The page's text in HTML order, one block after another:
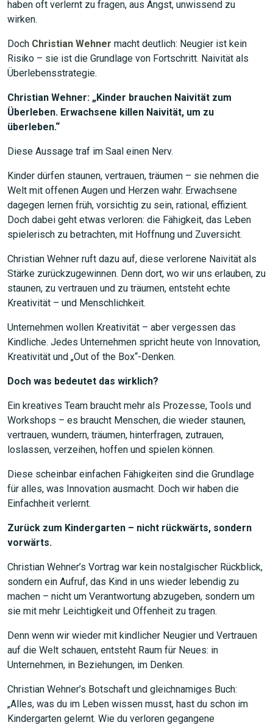
haben oft verlernt zu fragen, aus Angst, unwissend zu
wirken.
Doch Christian Wehner macht deutlich: Neugier ist kein
Risiko – sie ist die Grundlage von Fortschritt. Naivität als
Überlebensstrategie.
Christian Wehner: „Kinder brauchen Naivität zum
Überleben. Erwachsene killen Naivität, um zu
überleben.“
Diese Aussage traf im Saal einen Nerv.
Kinder dürfen staunen, vertrauen, träumen – sie nehmen die
Welt mit offenen Augen und Herzen wahr. Erwachsene
dagegen lernen früh, vorsichtig zu sein, rational, effizient.
Doch dabei geht etwas verloren: die Fähigkeit, das Leben
spielerisch zu betrachten, mit Hoffnung und Zuversicht.
Christian Wehner ruft dazu auf, diese verlorene Naivität als
Stärke zurückzugewinnen. Denn dort, wo wir uns erlauben, zu
staunen, zu vertrauen und zu träumen, entsteht echte
Kreativität – und Menschlichkeit.
Unternehmen wollen Kreativität – aber vergessen das
Kindliche. Jedes Unternehmen spricht heute von Innovation,
Kreativität und „Out of the Box“-Denken.
Doch was bedeutet das wirklich?
Ein kreatives Team braucht mehr als Prozesse, Tools und
Workshops – es braucht Menschen, die wieder staunen,
vertrauen, wundern, träumen, hinterfragen, zutrauen,
loslassen, verzeihen, hoffen und spielen können.
Diese scheinbar einfachen Fähigkeiten sind die Grundlage
für alles, was Innovation ausmacht. Doch wir haben die
Einfachheit verlernt.
Zurück zum Kindergarten – nicht rückwärts, sondern
vorwärts.
Christian Wehner’s Vortrag war kein nostalgischer Rückblick,
sondern ein Aufruf, das Kind in uns wieder lebendig zu
machen – nicht um Verantwortung abzugeben, sondern um
sie mit mehr Leichtigkeit und Offenheit zu tragen.
Denn wenn wir wieder mit kindlicher Neugier und Vertrauen
auf die Welt schauen, entsteht Raum für Neues: in
Unternehmen, in Beziehungen, im Denken.
Christian Wehner’s Botschaft und gleichnamiges Buch:
„Alles, was du im Leben wissen musst, hast du schon im
Kindergarten gelernt. Wie du verloren gegangene
JETZT SUCHEN